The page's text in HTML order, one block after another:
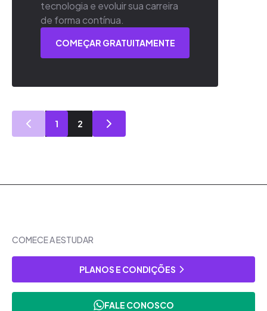
tecnologia e evoluir sua carreira
de forma contínua.
COMEÇAR GRATUITAMENTE
1 2
COMECE A ESTUDAR
PLANOS E CONDIÇÕES
FALE CONOSCO